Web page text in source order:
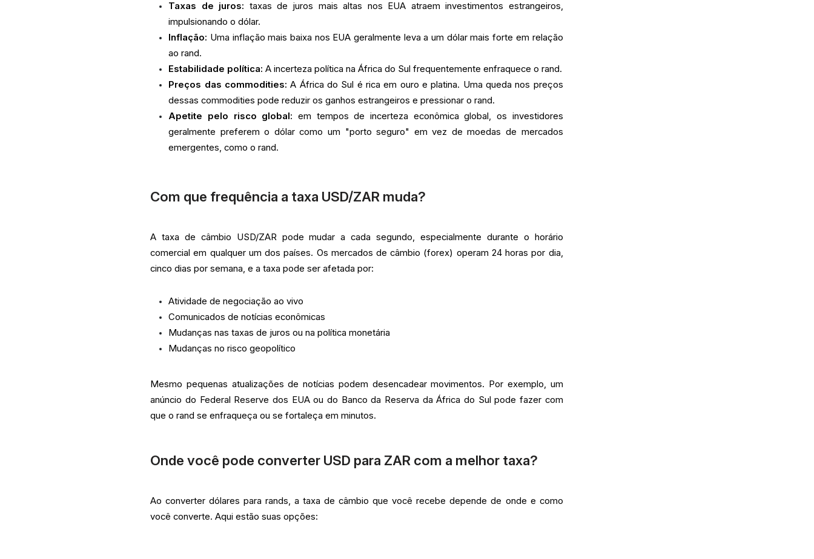
Taxas de juros: taxas de juros mais altas nos EUA atraem investimentos estrangeiros,
impulsionando o dólar.
Inflação: Uma inflação mais baixa nos EUA geralmente leva a um dólar mais forte em relação
ao rand.
Estabilidade política: A incerteza política na África do Sul frequentemente enfraquece o rand.
Preços das commodities: A África do Sul é rica em ouro e platina. Uma queda nos preços
dessas commodities pode reduzir os ganhos estrangeiros e pressionar o rand.
Apetite pelo risco global: em tempos de incerteza econômica global, os investidores
geralmente preferem o dólar como um "porto seguro" em vez de moedas de mercados
emergentes, como o rand.
Com que frequência a taxa USD/ZAR muda?
A taxa de câmbio USD/ZAR pode mudar a cada segundo, especialmente durante o horário
comercial em qualquer um dos países. Os mercados de câmbio (forex) operam 24 horas por dia,
cinco dias por semana, e a taxa pode ser afetada por:
Atividade de negociação ao vivo
Comunicados de notícias econômicas
Mudanças nas taxas de juros ou na política monetária
Mudanças no risco geopolítico
Mesmo pequenas atualizações de notícias podem desencadear movimentos. Por exemplo, um
anúncio do Federal Reserve dos EUA ou do Banco da Reserva da África do Sul pode fazer com
que o rand se enfraqueça ou se fortaleça em minutos.
Onde você pode converter USD para ZAR com a melhor taxa?
Ao converter dólares para rands, a taxa de câmbio que você recebe depende de onde e como
você converte. Aqui estão suas opções: